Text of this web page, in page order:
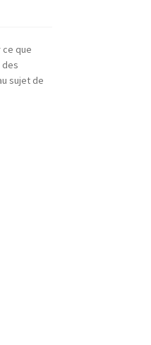
que
des
sujet de